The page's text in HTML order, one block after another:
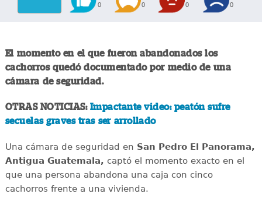
0 0 0 0
El momento en el que fueron abandonados los
cachorros quedó documentado por medio de una
cámara de seguridad.
OTRAS NOTICIAS: Impactante video: peatón sufre
secuelas graves tras ser arrollado
Una cámara de seguridad en San Pedro El Panorama,
Antigua Guatemala, captó el momento exacto en el
que una persona abandona una caja con cinco
cachorros frente a una vivienda.